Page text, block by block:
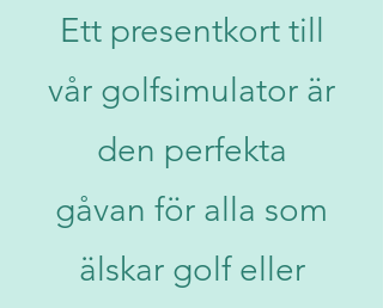
Ett presentkort till
vår golfsimulator är
den perfekta
gåvan för alla som
älskar golf eller